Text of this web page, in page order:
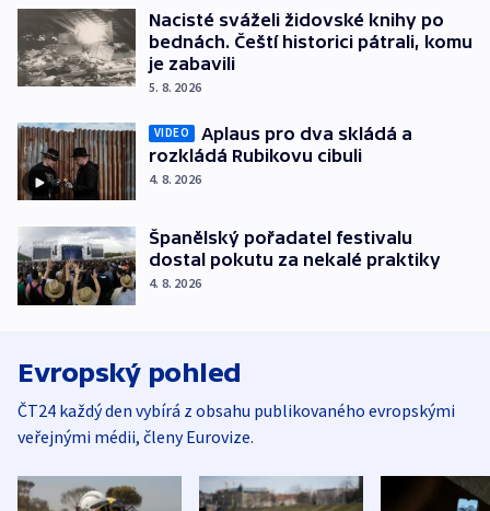
Nacisté sváželi židovské knihy po
bednách. Čeští historici pátrali, komu
je zabavili
5. 8. 2026
VIDEO
Aplaus pro dva skládá a
rozkládá Rubikovu cibuli
4. 8. 2026
Španělský pořadatel festivalu
dostal pokutu za nekalé praktiky
4. 8. 2026
Evropský pohled
ČT24 každý den vybírá z obsahu publikovaného evropskými
veřejnými médii, členy Eurovize.